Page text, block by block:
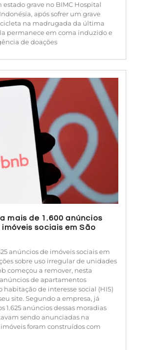
grave no BIMC Hospital
após sofrer um grave
na madrugada da última
permanece em coma induzido e
de doações
mais de 1.600 anúncios
sociais em São
anúncios de imóveis sociais em
sobre uso irregular de unidades
começou a remover, nesta
de apartamentos
habitação de interesse social (HIS)
site. Segundo a empresa, já
1.625 anúncios dessas moradias
sendo anunciadas na
foram construídos com